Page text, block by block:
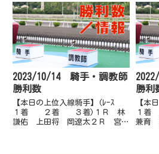
実 西森将 近藤翔４Ｒ 山崎
雅 多田誠 林謙佑５Ｒ 吉原
寛 妹尾浩 永森大６Ｒ 吉原
寛 西森将 郷間勇７Ｒ 近藤
翔 岡...
卓 井
純 岡
佑 多
信
卓
2023/10/14 騎手・調教師
勝利数
【本日の上位入線騎手】(ﾚｰｽ
１着 ２着 ３着)１Ｒ 林
謙佑 上田将 岡遼太２Ｒ 宮川
勝利
【本
１
兼育